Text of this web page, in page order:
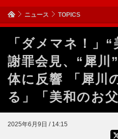
ニュース TOPICS
「ダメマネ！」
謝罪会見、“犀川
体に反響 「犀川
る」「美和のお
2025年6月9日 / 14:15